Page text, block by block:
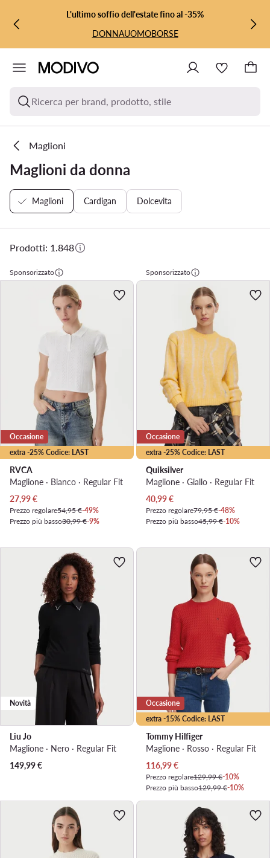
VAI AL CONTENUTO PRINCIPALE
VAI ALLA RICERCAL'ultimo soffio dell'estate fino al -35%
DONNAUOMOBORSE
Ricerca per brand, prodotto, stile
Maglioni
Maglioni da donna
Maglioni Cardigan Dolcevita
Prodotti: 1.848
Sponsorizzato
extra -25% Codice: LAST
Occasione
RVCA
Maglione · Bianco · Regular Fit
Prezzo attuale
27,99€
Prezzo regolare54,95 €-49%
Prezzo più basso30,99 €-9%
Sponsorizzato
extra -25% Codice: LAST
Occasione
Quiksilver
Maglione · Giallo · Regular Fit
Prezzo attuale
40,99€
Prezzo regolare79,95 €-48%
Prezzo più basso45,99 €-10%
Novità
Liu Jo
Maglione · Nero · Regular Fit
149,99€
extra -15% Codice: LAST
Occasione
Tommy Hilfiger
Maglione · Rosso · Regular Fit
Prezzo attuale
116,99€
Prezzo regolare129,99 €-10%
Prezzo più basso129,99 €-10%